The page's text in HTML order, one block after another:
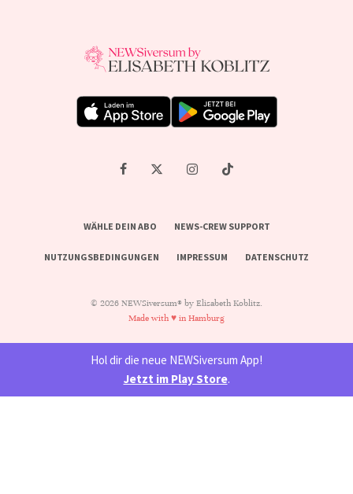
WÄHLE DEIN ABO NEWS-CREW SUPPORT
NUTZUNGSBEDINGUNGEN IMPRESSUM DATENSCHUTZ
© 2026 NEWSiversum® by Elisabeth Koblitz.
Made with ♥ in Hamburg
Hol dir die neue NEWSiversum App!
Jetzt im Play Store.